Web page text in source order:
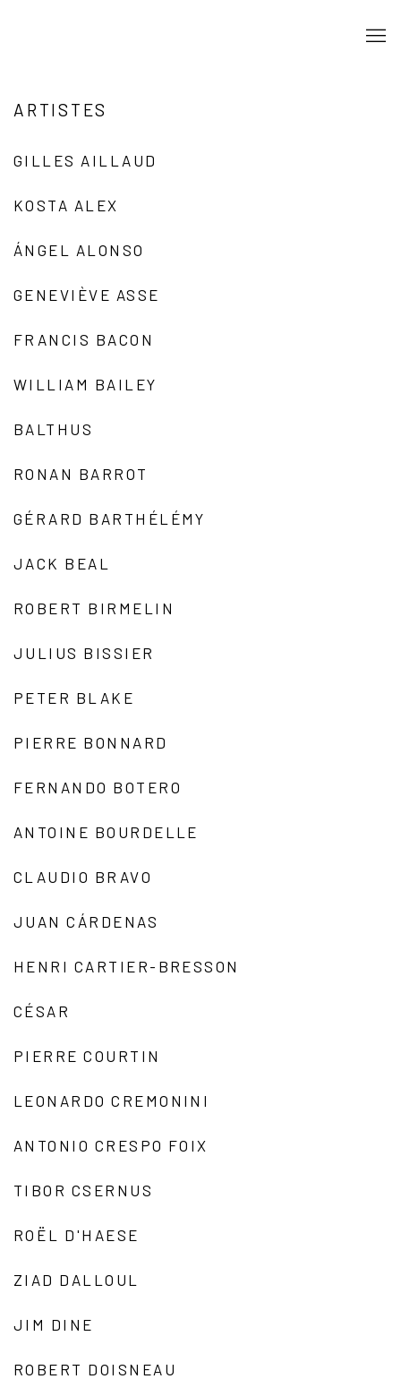
ARTISTES
GILLES AILLAUD
KOSTA ALEX
ÁNGEL ALONSO
GENEVIÈVE ASSE
FRANCIS BACON
WILLIAM BAILEY
BALTHUS
RONAN BARROT
GÉRARD BARTHÉLÉMY
JACK BEAL
ROBERT BIRMELIN
JULIUS BISSIER
PETER BLAKE
PIERRE BONNARD
FERNANDO BOTERO
ANTOINE BOURDELLE
CLAUDIO BRAVO
JUAN CÁRDENAS
HENRI CARTIER-BRESSON
CÉSAR
PIERRE COURTIN
LEONARDO CREMONINI
ANTONIO CRESPO FOIX
TIBOR CSERNUS
ROËL D'HAESE
ZIAD DALLOUL
JIM DINE
ROBERT DOISNEAU